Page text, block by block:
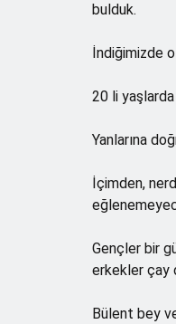
bulduk.
İndiğimizde
20 li
Yanlarına
İçimden,
Gençler bir
erkekler çay
Bülent bey